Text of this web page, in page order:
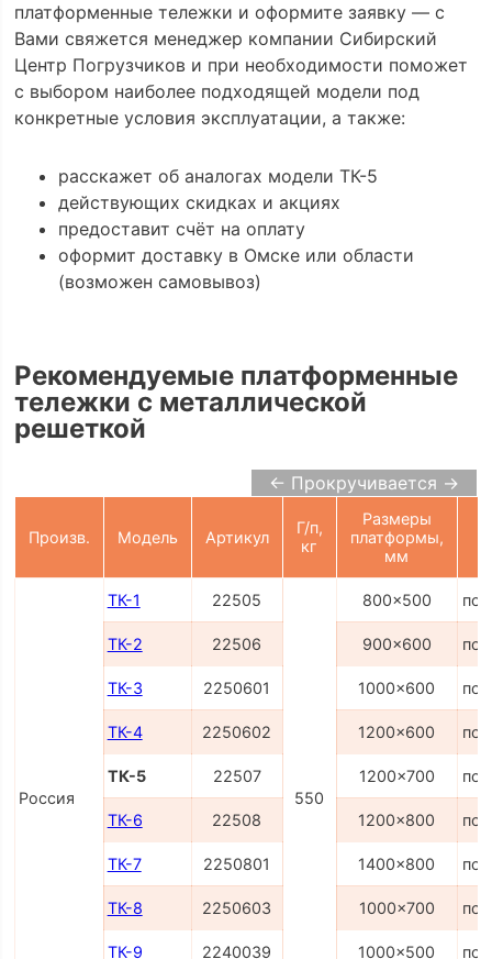
платформенные тележки и оформите заявку — с
Вами свяжется менеджер компании Сибирский
Центр Погрузчиков и при необходимости поможет
с выбором наиболее подходящей модели под
конкретные условия эксплуатации, а также:
расскажет об аналогах модели ТК-5
действующих скидках и акциях
предоставит счёт на оплату
оформит доставку в Омске или области
(возможен самовывоз)
Рекомендуемые платформенные
тележки с металлической
решеткой
← Прокручивается →
Произв. Модель Артикул
Г/п,
кг
Размеры
платформы,
мм
Россия
ТК-1 22505
550
800x500 по
ТК-2 22506 900x600 по
ТК-3 2250601 1000x600 по
ТК-4 2250602 1200x600 по
ТК-5 22507 1200x700 по
ТК-6 22508 1200x800 по
ТК-7 2250801 1400x800 по
ТК-8 2250603 1000x700 по
ТК-9 2240039 1000x500 по